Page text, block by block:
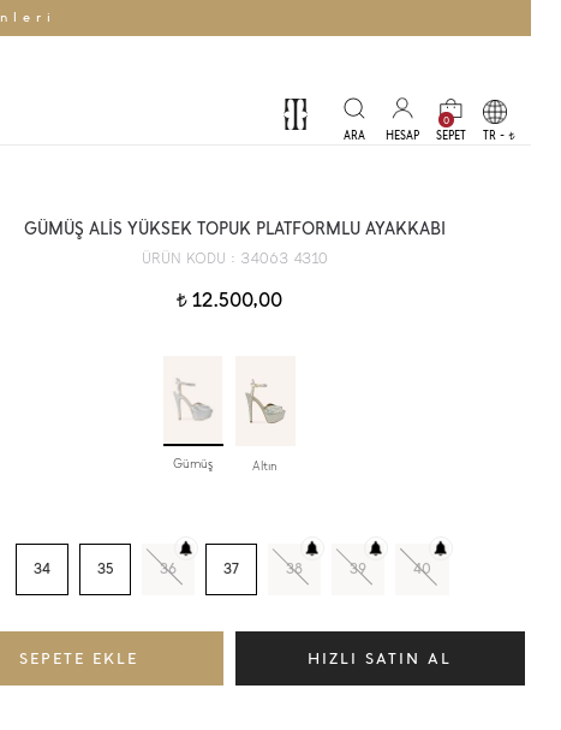
0
TR - t
GÜMÜŞ ALİS YÜKSEK TOPUK PLATFORMLU AYAKKABI
ÜRÜN KODU : 34063 4310
t12.500,00
Gümüş Altın
34 35 36 37 38 39 40